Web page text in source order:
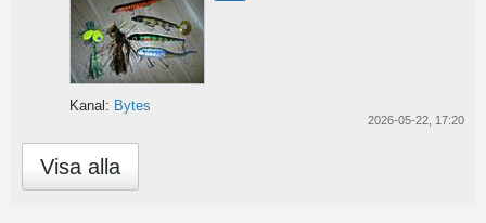
Kanal: Bytes
2026-05-22, 17:20
Visa alla